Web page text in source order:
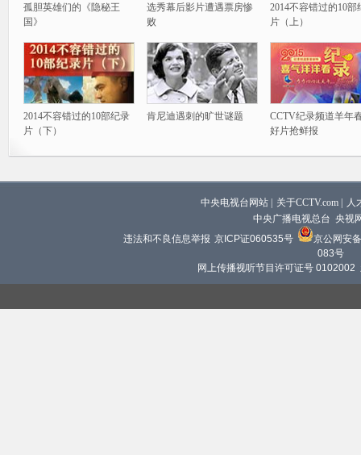
孤胆英雄们的《隐秘王
国》
选秀幕后影片遭遇票房惨
败
2014不容错过的10部
片（上）
2014不容错过的10部纪录
片（下）
肯尼迪遇刺的旷世谜题
CCTV纪录频道羊年
好片抢鲜报
中央电视台网站 关于CCTV.com
人
中央广播电视总台 央视
违法和不良信息举报 京ICP证060535号
京公网安
083号
网上传播视听节目许可证号